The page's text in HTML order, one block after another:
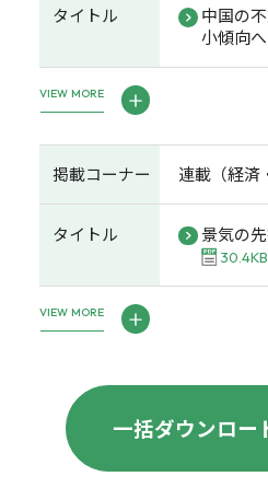
タイトル
中国の
小傾向へ
VIEW MORE
掲載コーナー 連載（経済
タイトル 景気の
30.4KB
VIEW MORE
一括ダウンロー